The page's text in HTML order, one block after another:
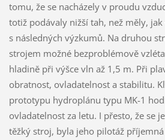
tomu, že se nacházely v proudu
totiž podávaly nižší tah, než měly,
s následných výzkumů. Na druhou
strojem možné bezproblémově
hladině při výšce vln až 1,5 m. Při
obratnost, ovladatelnost a stabilitu.
prototypu hydroplánu typu MK-1
ovladatelnost za letu. I přesto, že se
těžký stroj, byla jeho pilotáž